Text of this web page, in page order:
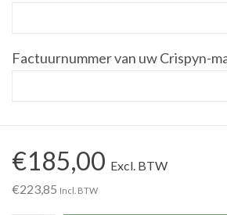
Factuurnummer van uw Crispyn-
€185,00 Excl. BTW
€223,85 Incl. BTW